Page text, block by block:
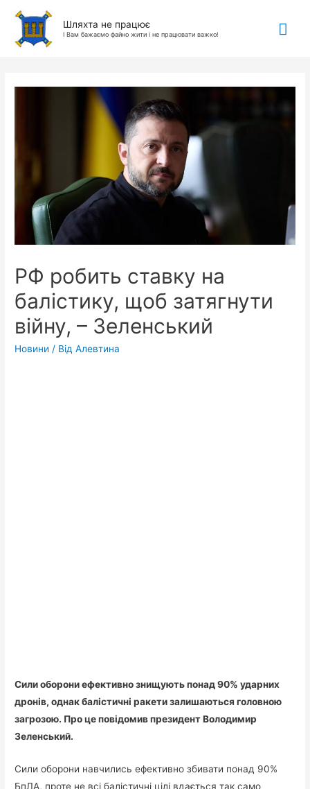
Шляхта не працює
І Вам бажаємо файно жити і не працювати важко!
РФ робить ставку на
балістику, щоб затягнути
війну, – Зеленський
Новини / ВідАлевтина
Сили оборони ефективно знищують понад 90% ударних
дронів, однак балістичні ракети залишаються головною
загрозою. Про це повідомив президент Володимир
Зеленський.
Сили оборони навчились ефективно збивати понад 90%
БпЛА, проте не всі балістичні цілі вдається так само